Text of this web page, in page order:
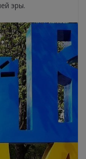
эры.